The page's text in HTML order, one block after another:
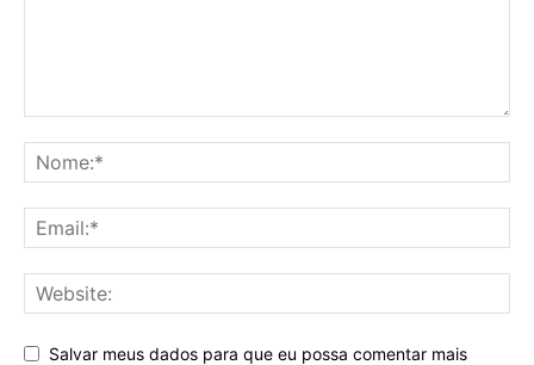
Salvar meus dados para que eu possa comentar mais